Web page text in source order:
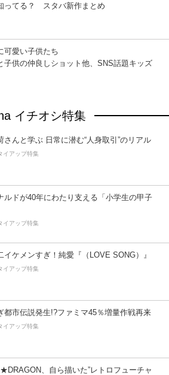
ってる？ スタバ新作まとめ
可愛い子供たち
子供の仲良しショット他、SNS話題キッズ
イチオシ特集
さんと学ぶ 日常に潜む“人身取引”のリアル
イアップ特集
ルドが40年にわたり支える「小学生の甲子
イアップ特集
イケメンすぎ！純愛『（LOVE SONG）』
イアップ特集
都市伝説発生!?ファミマ45％増量作戦再来
イアップ特集
、自ら描いた”レトロフューチャ